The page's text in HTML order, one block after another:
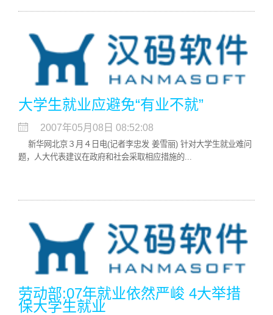
大学生就业应避免“有业不就”
2007年05月08日 08:52:08
新华网北京３月４日电(记者李忠发 姜雪丽) 针对大学生就业难问
题，人大代表建议在政府和社会采取相应措施的...
劳动部:07年就业依然严峻 4大举措
保大学生就业